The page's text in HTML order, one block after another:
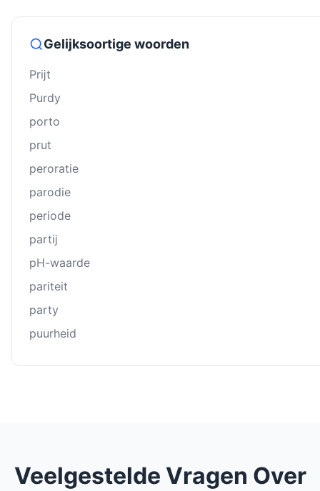
Gelijksoortige woorden
Prĳt
Purdy
porto
prut
peroratie
parodie
periode
partĳ
pH-waarde
pariteit
party
puurheid
Veelgestelde Vragen Over